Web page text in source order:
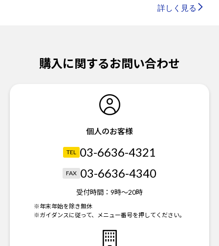
詳しく見る
購入に関するお問い合わせ
個人のお客様
TEL 03-6636-4321
FAX 03-6636-4340
受付時間： 9時～20時
※年末年始を除き無休
※ガイダンスに従って、メニュー番号を押してください。